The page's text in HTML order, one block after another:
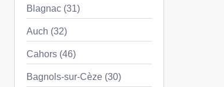
Blagnac (31)
Auch (32)
Cahors (46)
Bagnols-sur-Cèze (30)